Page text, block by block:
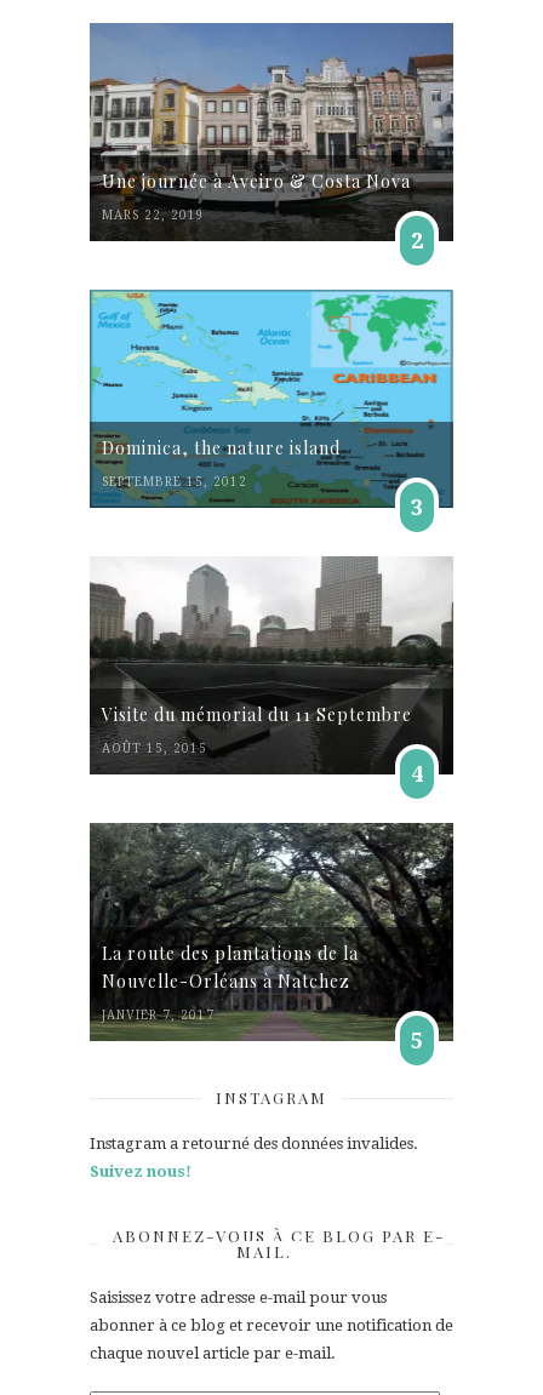
Une journée à Aveiro & Costa Nova
MARS 22, 2019
2
Dominica, the nature island
SEPTEMBRE 15, 2012
3
Visite du mémorial du 11 Septembre
AOÛT 15, 2015
4
La route des plantations de la
Nouvelle-Orléans à Natchez
JANVIER 7, 2017
5
INSTAGRAM
Instagram a retourné des données invalides.
Suivez nous!
ABONNEZ-VOUS À CE BLOG PAR E-
MAIL.
Saisissez votre adresse e-mail pour vous
abonner à ce blog et recevoir une notification de
chaque nouvel article par e-mail.